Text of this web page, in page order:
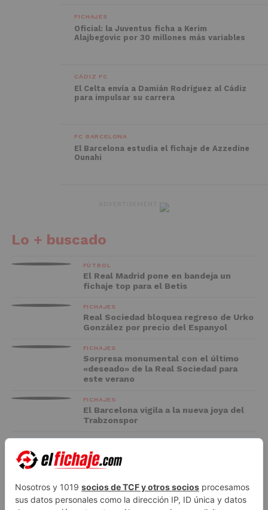
FICHAJES
Oficial: la Juventus ficha a Kerim
Alajbegovic por 30 millones más variables
CÁDIZ FC
El Celta envía a Damián Rodríguez al Cádiz
para impulsar su carrera
FC BARCELONA
El Barcelona estudia el fichaje de Azzedine
Ounahi
Lo + buscado
FÚTBOL
El Real Madrid pone en bandeja un
fichaje top para el Betis
FICHAJES
Real Sociedad bloquea regreso de Urko
González por precio del Espanyol
FICHAJES
Sorpresa monumental con el último
«deseado» de la Real Sociedad para
este verano
FICHAJES
El Barcelona vigila a la nueva joya del
Trabzonspor
FC BARCELONA
El Racing negocia la cesión de Marc
Casadó en su vuelta a Primera División
ADVERTISEMENT